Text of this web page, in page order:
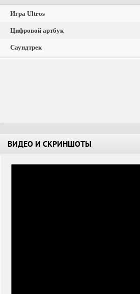
Игра Ultros
Цифровой артбук
Саундтрек
ВИДЕО И СКРИНШОТЫ